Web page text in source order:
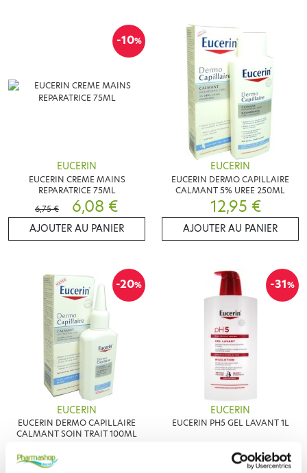
-10%
EUCERIN
EUCERIN CREME MAINS
REPARATRICE 75ML
6,75 €
6,08 €
AJOUTER AU PANIER
EUCERIN
EUCERIN DERMO CAPILLAIRE
CALMANT 5% UREE 250ML
12,95 €
AJOUTER AU PANIER
-20%
EUCERIN
EUCERIN DERMO CAPILLAIRE
CALMANT SOIN TRAIT 100ML
15,65 €
-31%
EUCERIN
EUCERIN PH5 GEL LAVANT 1L
10,97 €